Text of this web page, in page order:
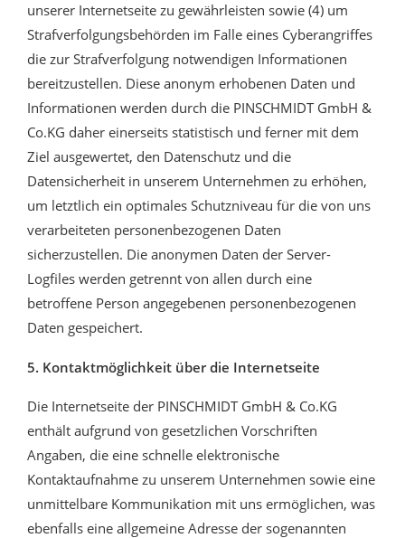
unserer Internetseite zu gewährleisten sowie (4) um
Strafverfolgungsbehörden im Falle eines Cyberangriffes
die zur Strafverfolgung notwendigen Informationen
bereitzustellen. Diese anonym erhobenen Daten und
Informationen werden durch die PINSCHMIDT GmbH &
Co.KG daher einerseits statistisch und ferner mit dem
Ziel ausgewertet, den Datenschutz und die
Datensicherheit in unserem Unternehmen zu erhöhen,
um letztlich ein optimales Schutzniveau für die von uns
verarbeiteten personenbezogenen Daten
sicherzustellen. Die anonymen Daten der Server-
Logfiles werden getrennt von allen durch eine
betroffene Person angegebenen personenbezogenen
Daten gespeichert.
5. Kontaktmöglichkeit über die Internetseite
Die Internetseite der PINSCHMIDT GmbH & Co.KG
enthält aufgrund von gesetzlichen Vorschriften
Angaben, die eine schnelle elektronische
Kontaktaufnahme zu unserem Unternehmen sowie eine
unmittelbare Kommunikation mit uns ermöglichen, was
ebenfalls eine allgemeine Adresse der sogenannten